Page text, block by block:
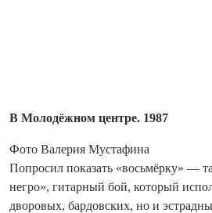
В Молодёжном центре. 1987
Фото Валерия Мустафина
Попросил показать «восьмёрку» —
негро», гитарный бой, который
дворовых, бардовских, но и